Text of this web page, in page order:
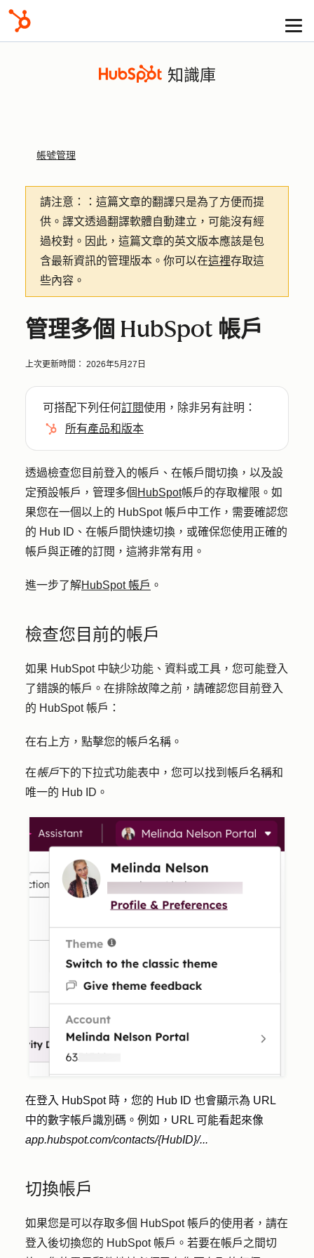
知識庫
帳號管理
請注意：
：這篇文章的翻譯只是為了方便而提
供。譯文透過翻譯軟體自動建立，可能沒有經
過校對。因此，這篇文章的英文版本應該是包
含最新資訊的管理版本。你可以在這裡存取這
些內容。
管理多個 HubSpot 帳戶
上次更新時間： 2026年5月27日
可搭配下列任何訂閱使用，除非另有註明：
所有產品和版本
透過檢查您目前登入的帳戶、在帳戶間切換，以及設
定預設帳戶，管理多個 HubSpot帳戶的存取權限。如
果您在一個以上的 HubSpot 帳戶中工作，需要確認您
的 Hub ID、在帳戶間快速切換，或確保您使用正確的
帳戶與正確的訂閱，這將非常有用。
進一步了解HubSpot 帳戶 。
檢查您目前的帳戶
如果 HubSpot 中缺少功能、資料或工具，您可能登入
了錯誤的帳戶。在排除故障之前，請確認您目前登入
的 HubSpot 帳戶：
在右上方，點擊您的帳戶名稱 。
在帳戶下的下拉式功能表中，您可以找到帳戶名稱和
唯一的 Hub ID。
在登入 HubSpot 時，您的 Hub ID 也會顯示為 URL
中的數字帳戶識別碼。例如，URL 可能看起來像
app.hubspot.com/contacts/{HubID}/...
切換帳戶
如果您是可以存取多個 HubSpot 帳戶的使用者，請在
登入後切換您的 HubSpot 帳戶。若要在帳戶之間切